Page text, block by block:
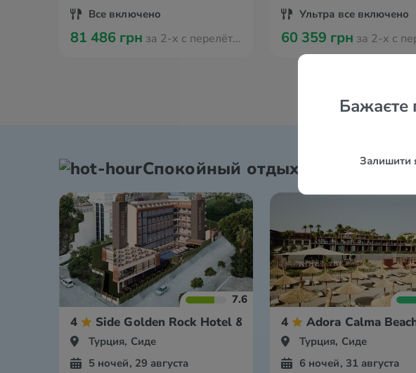
Бажаєте
Залишити
Все включено
81 486 грн за 2-х с перелётом из Варшавы
Ультра все включено
60 359 грн за 2-х с перелётом
Спокойный отдых
7.6
4 Side Golden Rock Hotel & Spa
Турция, Сиде
5 ночей, 29 августа
4 Adora Calma
Турция, Сиде
6 ночей, 31 августа